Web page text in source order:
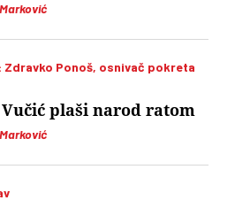
Zdravko Ponoš, osnivač pokreta
Vučić plaši narod ratom